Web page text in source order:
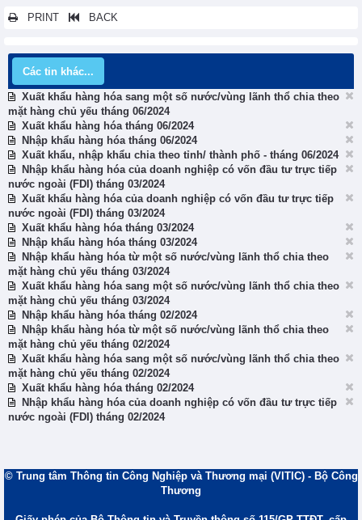
PRINT BACK
Các tin khác...
Xuất khẩu hàng hóa sang một số nước/vùng lãnh thổ chia theo
mặt hàng chủ yếu tháng 06/2024
Xuất khẩu hàng hóa tháng 06/2024
Nhập khẩu hàng hóa tháng 06/2024
Xuất khẩu, nhập khẩu chia theo tỉnh/ thành phố - tháng 06/2024
Nhập khẩu hàng hóa của doanh nghiệp có vốn đầu tư trực tiếp
nước ngoài (FDI) tháng 03/2024
Xuất khẩu hàng hóa của doanh nghiệp có vốn đầu tư trực tiếp
nước ngoài (FDI) tháng 03/2024
Xuất khẩu hàng hóa tháng 03/2024
Nhập khẩu hàng hóa tháng 03/2024
Nhập khẩu hàng hóa từ một số nước/vùng lãnh thổ chia theo
mặt hàng chủ yếu tháng 03/2024
Xuất khẩu hàng hóa sang một số nước/vùng lãnh thổ chia theo
mặt hàng chủ yếu tháng 03/2024
Nhập khẩu hàng hóa tháng 02/2024
Nhập khẩu hàng hóa từ một số nước/vùng lãnh thổ chia theo
mặt hàng chủ yếu tháng 02/2024
Xuất khẩu hàng hóa sang một số nước/vùng lãnh thổ chia theo
mặt hàng chủ yếu tháng 02/2024
Xuất khẩu hàng hóa tháng 02/2024
Nhập khẩu hàng hóa của doanh nghiệp có vốn đầu tư trực tiếp
nước ngoài (FDI) tháng 02/2024
© Trung tâm Thông tin Công Nghiệp và Thương mại (VITIC) - Bộ Công
Thương